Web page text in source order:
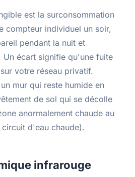
est la surconsommation
compteur individuel un soir,
pendant la nuit et
Un écart signifie qu'une fuite
votre réseau privatif.
mur qui reste humide en
de sol qui se décolle
anormalement chaude au
d'eau chaude).
infrarouge